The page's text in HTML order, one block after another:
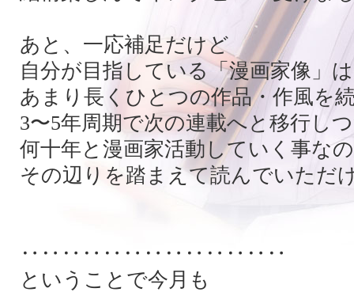
あと、一応補足だけど
自分が目指している「漫画家像」は
あまり長くひとつの作品・作風を
3〜5年周期で次の連載へと移行し
何十年と漫画家活動していく事な
その辺りを踏まえて読んでいただ
‥‥‥‥‥‥‥‥‥‥‥‥‥
ということで今月も